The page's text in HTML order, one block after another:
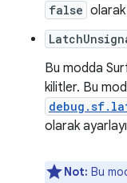
false olarak
Bu modda
kilitler. Bu
olarak
Not: Bu